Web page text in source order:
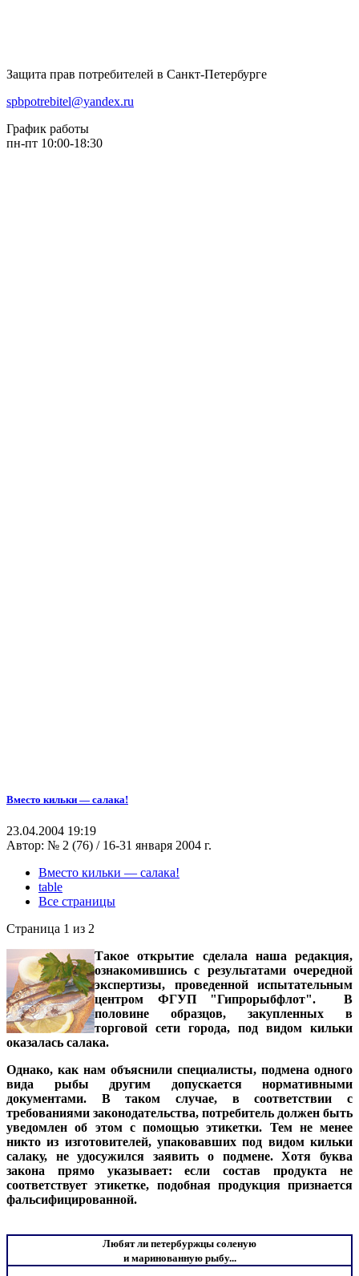
Защита прав потребителей в Санкт-Петербурге
spbpotrebitel@yandex.ru
График работы
пн-пт 10:00-18:30
Вместо кильки — салака!
23.04.2004 19:19
Автор: № 2 (76) / 16-31 января 2004 г.
Вместо кильки — салака!
table
Все страницы
Страница 1 из 2
Такое открытие сделала наша редакция,
ознакомившись с результатами очередной
экспертизы, проведенной испытательным
центром ФГУП "Гипрорыбфлот". В
половине образцов, закупленных в
торговой сети города, под видом кильки
оказалась салака.
Однако, как нам объяснили специалисты, подмена одного
вида рыбы другим допускается нормативными
документами. В таком случае, в соответствии с
требованиями законодательства, потребитель должен быть
уведомлен об этом с помощью этикетки. Тем не менее
никто из изготовителей, упаковавших под видом кильки
салаку, не удосужился заявить о подмене. Хотя буква
закона прямо указывает: если состав продукта не
соответствует этикетке, подобная продукция признается
фальсифицированной.
Любят ли петербуржцы соленую
и маринованную рыбу...